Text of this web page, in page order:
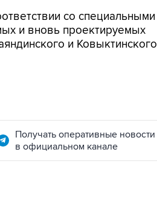
со специальными
и вновь проектируемых
и Ковыктинского
Получать оперативные новости
в официальном канале